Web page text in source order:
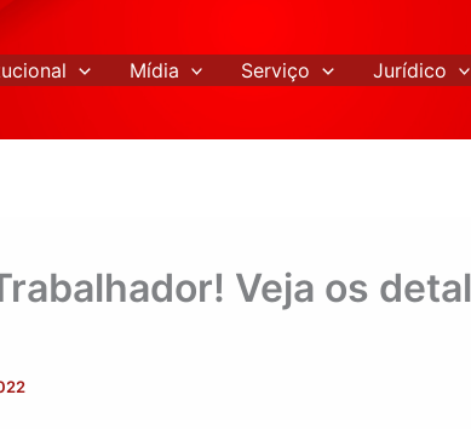
Mídia Serviço Jurídico
Veja os